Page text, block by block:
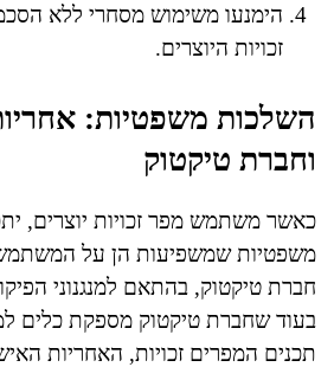
הימנעו משימוש מסחרי ללא
זכויות היוצרים.
השלכות משפטיות:
וחברת טיקטוק
כאשר משתמש מפר זכויות יוצרים,
משפטיות שמשפיעות הן על
חברת טיקטוק, בהתאם למנגנוני
בעוד שחברת טיקטוק מספקת כלים
תכנים המפרים זכויות, האחריות